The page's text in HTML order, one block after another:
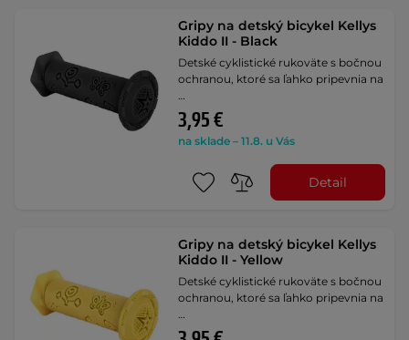
Gripy na detský bicykel Kellys
Kiddo II - Black
Detské cyklistické rukoväte s bočnou
ochranou, ktoré sa ľahko pripevnia na
…
3,95 €
na sklade – 11.8. u Vás
Detail
Gripy na detský bicykel Kellys
Kiddo II - Yellow
Detské cyklistické rukoväte s bočnou
ochranou, ktoré sa ľahko pripevnia na
…